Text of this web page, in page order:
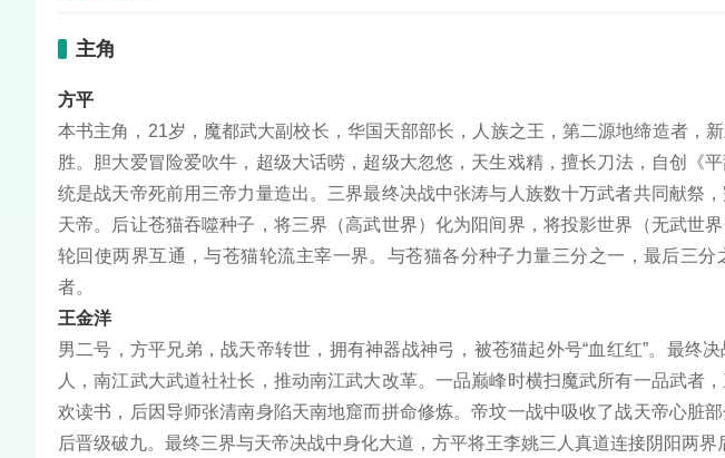
主角
方平
本书主角，21岁，魔都武大副校长，华国天部部长，人族之王，第二源地缔造者，
胜。胆大爱冒险爱吹牛，超级大话唠，超级大忽悠，天生戏精，擅长刀法，自创《
统是战天帝死前用三帝力量造出。三界最终决战中张涛与人族数十万武者共同献祭
天帝。后让苍猫吞噬种子，将三界（高武世界）化为阳间界，将投影世界（无武世
轮回使两界互通，与苍猫轮流主宰一界。与苍猫各分种子力量三分之一，最后三
者。
王金洋
男二号，方平兄弟，战天帝转世，拥有神器战神弓，被苍猫起外号“血红红”。最终
人，南江武大武道社社长，推动南江武大改革。一品巅峰时横扫魔武所有一品武者
欢读书，后因导师张清南身陷天南地窟而拼命修炼。帝坟一战中吸收了战天帝心脏
后晋级破九。最终三界与天帝决战中身化大道，方平将王李姚三人真道连接阴阳两界